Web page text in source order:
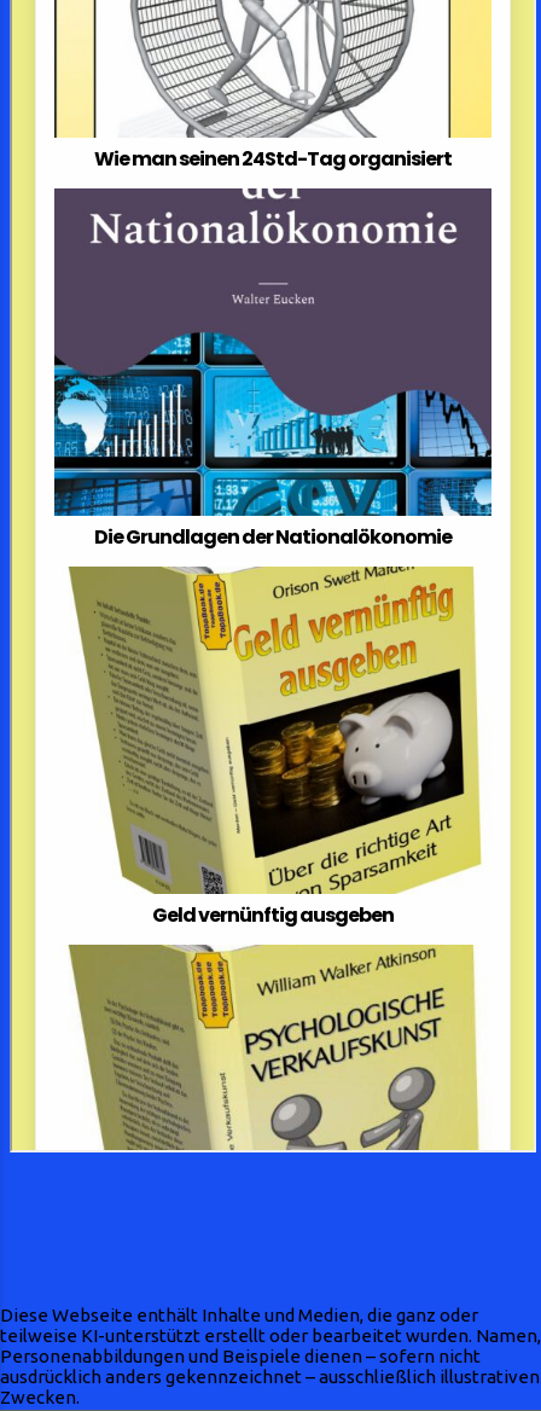
Diese Webseite enthält Inhalte und Medien, die ganz oder
teilweise KI-unterstützt erstellt oder bearbeitet wurden. Namen,
Personenabbildungen und Beispiele dienen – sofern nicht
ausdrücklich anders gekennzeichnet – ausschließlich illustrativen
Zwecken.